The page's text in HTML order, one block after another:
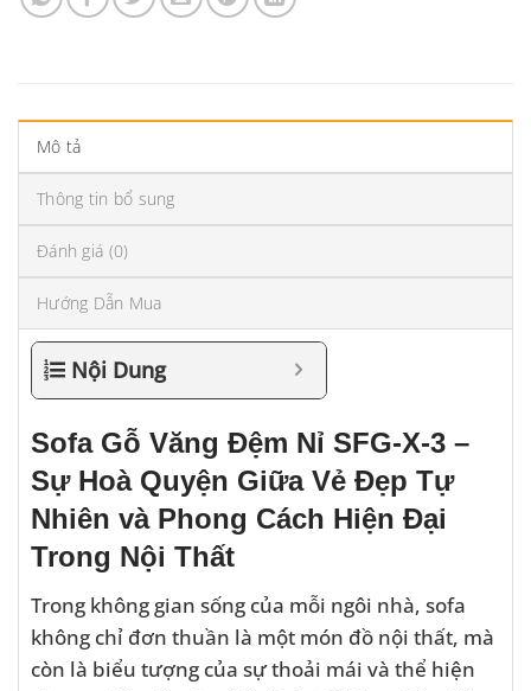
Mô tả
Thông tin bổ sung
Đánh giá (0)
Hướng Dẫn Mua
Nội Dung
Sofa Gỗ Văng Đệm Nỉ SFG-X-3 –
Sự Hoà Quyện Giữa Vẻ Đẹp Tự
Nhiên và Phong Cách Hiện Đại
Trong Nội Thất
Trong không gian sống của mỗi ngôi nhà, sofa
không chỉ đơn thuần là một món đồ nội thất, mà
còn là biểu tượng của sự thoải mái và thể hiện